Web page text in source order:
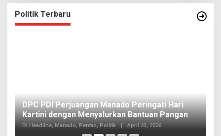
Politik Terbaru
DPC PDI Perjuangan Manado Peringati Hari
Kartini dengan Menyalurkan Bantuan Pangan
Di Headline, Manado, Pentas, Politik April 23, 2026